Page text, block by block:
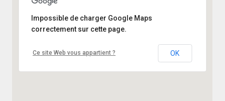
Impossible de charger Google Maps
correctement sur cette page.
Ce site Web vous appartient ? OK